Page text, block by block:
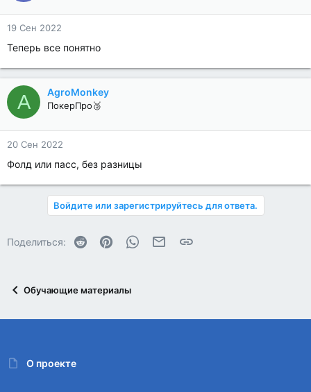
19 Сен 2022
Теперь все понятно
A AgroMonkey
ПокерПро🥈
20 Сен 2022
Фолд или пасс, без разницы
Войдите или зарегистрируйтесь для ответа.
Поделиться: Reddit PinterestWhatsAppЭлектронная почта
Ссылка
Обучающие материалы
О проекте